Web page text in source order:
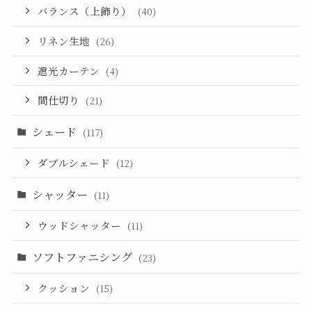
バランス（上飾り） (40)
リネン生地 (26)
遮光カーテン (4)
間仕切り (21)
シェード (117)
ダブルシェード (12)
シャッター (11)
ウッドシャッター (11)
ソフトファニシング (23)
クッション (15)